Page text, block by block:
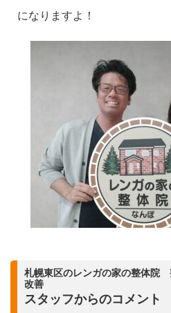
になりますよ！
札幌東区のレンガの家の整体院
改善
スタッフからのコメント